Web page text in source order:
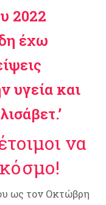
2022
έχω
υγεία και
’
να
ως τον Οκτώβρη